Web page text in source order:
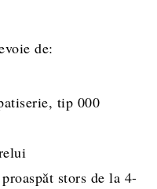
de:
tip 000
stors de la 4-